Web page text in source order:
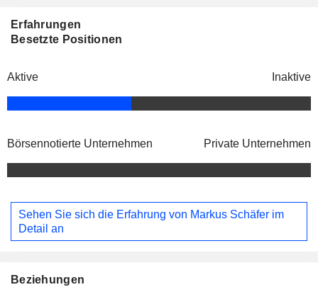
Erfahrungen
Besetzte Positionen
Aktive Inaktive
Börsennotierte Unternehmen Private Unternehmen
Sehen Sie sich die Erfahrung von Markus Schäfer im
Detail an
Beziehungen